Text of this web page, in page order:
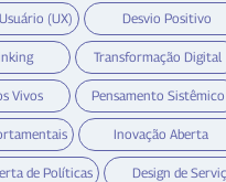
(UX) Desvio Positivo
Transformação Digital
Vivos Pensamento Sistêmico
Inovação Aberta
de Políticas Design de